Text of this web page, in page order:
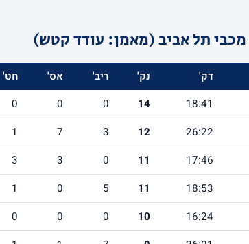
תל אביב (מאמן: עודד קטש)
דק' נק' ריב' אס' חט'
18:41
14
0
0
0
26:22
12
3
7
1
17:46
11
0
3
3
18:53
11
5
0
1
16:24
10
0
0
0